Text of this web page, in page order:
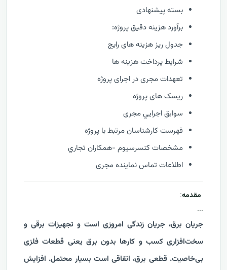
بسته پیشنهادی
برآورد هزینه دقیق پروژه:
جدول ریز هزینه های رایج
شرایط پرداخت هزینه ها
تعهدات مجری در اجرای پروژه
ریسک های پروژه
سوابق اجرايي مجری
فهرست كارشناسان مرتبط با پروژه
مشخصات كنسرسيوم -همكاران تجاري
اطلاعات تماس نماینده مجری
مقدمه:
...
جریان برق، جریان زندگی امروزی است و تجهیزات برقی و
سخت‌افزاری کسب و کارها بدون برق یعنی قطعات فلزی
بی‌خاصیت. قطعی برق، اتفاقی است بسیار محتمل. افزایش